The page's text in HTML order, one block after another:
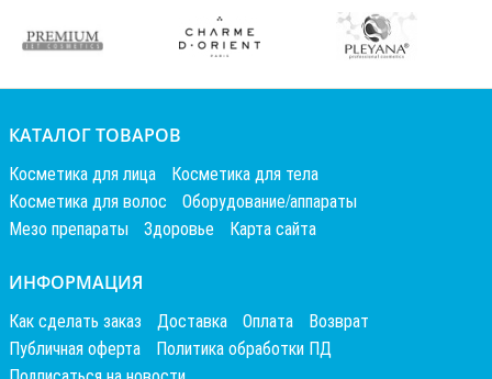
КАТАЛОГ ТОВАРОВ
Косметика для лица
Косметика для тела
Косметика для волос
Оборудование/аппараты
Мезо препараты
Здоровье Карта сайта
ИНФОРМАЦИЯ
Как сделать заказ Доставка Оплата
Возврат
Публичная оферта
Политика обработки ПД